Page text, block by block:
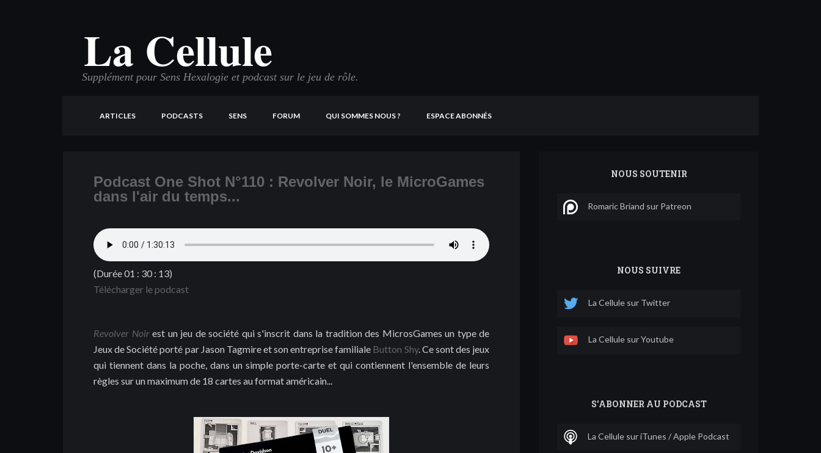
La Cellule
Supplément pour Sens Hexalogie et podcast sur le jeu de rôle.
ARTICLES PODCASTS SENS FORUM QUI SOMMES NOUS ? ESPACE ABONNÉS
Podcast One Shot N°110 : Revolver Noir, le MicroGames
dans l'air du temps...
(Durée 01 : 30 : 13)
Télécharger le podcast
Revolver Noirest un jeu de société qui s'inscrit dans la tradition des MicrosGames un type de
Jeux de Société porté par Jason Tagmire et son entreprise familiale Button Shy. Ce sont des jeux
qui tiennent dans la poche, dans un simple porte-carte et qui contiennent l'ensemble de leurs
règles sur un maximum de 18 cartes au format américain...
NOUS SOUTENIR
Romaric Briand sur Patreon
NOUS SUIVRE
La Cellule sur Twitter
La Cellule sur Youtube
S'ABONNER AU PODCAST
La Cellule sur iTunes / Apple Podcast